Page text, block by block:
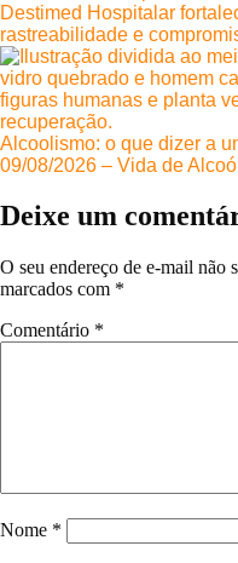
Destimed Hospitalar
rastreabilidade e
Alcoolismo: o que dizer a
09/08/2026 – Vida de
Deixe um
O seu endereço de e-mail não
marcados com *
Comentário *
Nome *